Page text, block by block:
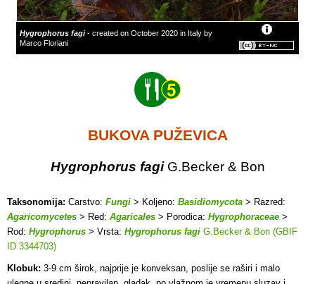
Hygrophorus fagi- created on October 2020 in Italy by
Marco Floriani
BUKOVA PUŽEVICA
Hygrophorus fagi G.Becker & Bon
Taksonomija: Carstvo: Fungi > Koljeno: Basidiomycota > Razred:
Agaricomycetes > Red: Agaricales > Porodica: Hygrophoraceae >
Rod: Hygrophorus > Vrsta: Hygrophorus fagi G.Becker & Bon (GBIF
ID 3344703)
Klobuk: 3-9 cm širok, najprije je konveksan, poslije se raširi i malo